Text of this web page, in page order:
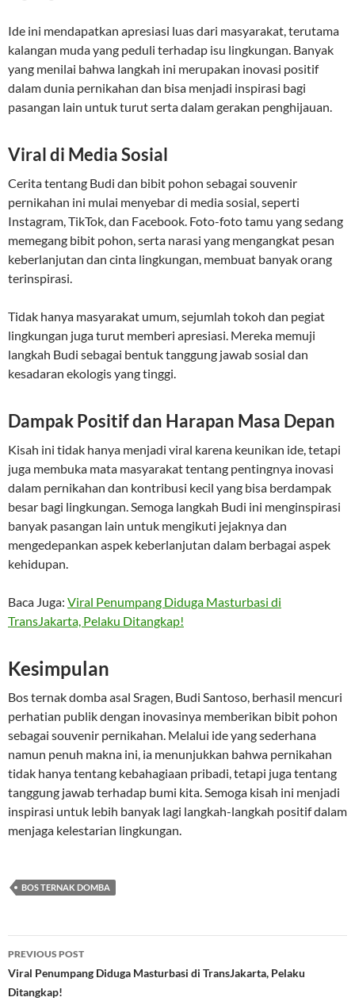
Ide ini mendapatkan apresiasi luas dari masyarakat, terutama
kalangan muda yang peduli terhadap isu lingkungan. Banyak
yang menilai bahwa langkah ini merupakan inovasi positif
dalam dunia pernikahan dan bisa menjadi inspirasi bagi
pasangan lain untuk turut serta dalam gerakan penghijauan.
Viral di Media Sosial
Cerita tentang Budi dan bibit pohon sebagai souvenir
pernikahan ini mulai menyebar di media sosial, seperti
Instagram, TikTok, dan Facebook. Foto-foto tamu yang sedang
memegang bibit pohon, serta narasi yang mengangkat pesan
keberlanjutan dan cinta lingkungan, membuat banyak orang
terinspirasi.
Tidak hanya masyarakat umum, sejumlah tokoh dan pegiat
lingkungan juga turut memberi apresiasi. Mereka memuji
langkah Budi sebagai bentuk tanggung jawab sosial dan
kesadaran ekologis yang tinggi.
Dampak Positif dan Harapan Masa Depan
Kisah ini tidak hanya menjadi viral karena keunikan ide, tetapi
juga membuka mata masyarakat tentang pentingnya inovasi
dalam pernikahan dan kontribusi kecil yang bisa berdampak
besar bagi lingkungan. Semoga langkah Budi ini menginspirasi
banyak pasangan lain untuk mengikuti jejaknya dan
mengedepankan aspek keberlanjutan dalam berbagai aspek
kehidupan.
Baca Juga: Viral Penumpang Diduga Masturbasi di
TransJakarta, Pelaku Ditangkap!
Kesimpulan
Bos ternak domba asal Sragen, Budi Santoso, berhasil mencuri
perhatian publik dengan inovasinya memberikan bibit pohon
sebagai souvenir pernikahan. Melalui ide yang sederhana
namun penuh makna ini, ia menunjukkan bahwa pernikahan
tidak hanya tentang kebahagiaan pribadi, tetapi juga tentang
tanggung jawab terhadap bumi kita. Semoga kisah ini menjadi
inspirasi untuk lebih banyak lagi langkah-langkah positif dalam
menjaga kelestarian lingkungan.
BOS TERNAK DOMBA
Post
navigation
PREVIOUS POST
Viral Penumpang Diduga Masturbasi di TransJakarta, Pelaku
Ditangkap!